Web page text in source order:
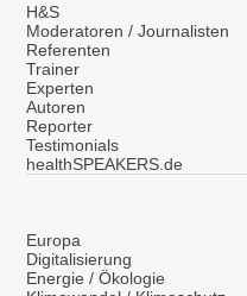
H&S
Moderatoren / Journalisten
Referenten
Trainer
Experten
Autoren
Reporter
Testimonials
healthSPEAKERS.de
Europa
Digitalisierung
Energie / Ökologie